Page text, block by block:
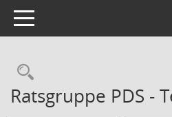
Toggle navigation
Rechercheauswahl
Ratsgruppe PDS -